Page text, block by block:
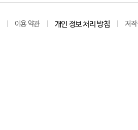
이용 약관 개인 정보 처리 방침 저